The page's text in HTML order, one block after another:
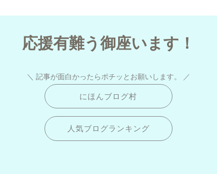
応援有難う御座います！
＼ 記事が面白かったらポチッとお願いします。 ／
にほんブログ村
人気ブログランキング